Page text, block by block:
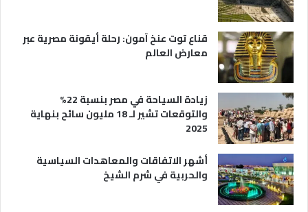
قناع توت عنخ آمون: رحلة أيقونة مصرية عبر
معارض العالم
زيادة السياحة في مصر بنسبة 22%
والتوقعات تشير لـ 18 مليون سائح بنهاية
2025
أشهر الاتفاقات والمعاهدات السياسية
والحربية في شرم الشيخ